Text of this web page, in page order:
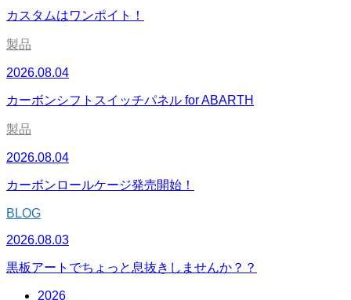
カスタムはワンポイト！
製品
2026.08.04
カーボンシフトスイッチパネル for ABARTH
製品
2026.08.04
カーボンロールケージ発売開始！
BLOG
2026.08.03
黒板アートでちょっと息抜きしませんか？？
2026